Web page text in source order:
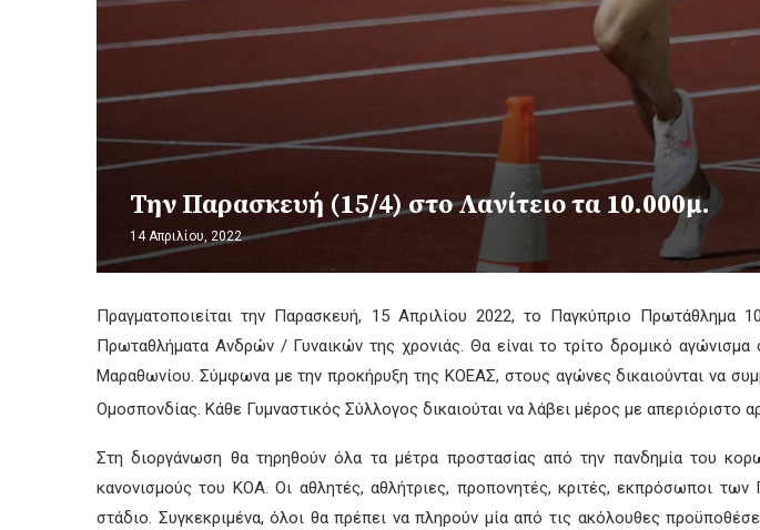
Την Παρασκευή (15/4) στο Λανίτειο τα 10.000μ.
14 Απριλίου, 2022
Πραγματοποιείται την Παρασκευή, 15 Απριλίου 2022, το Παγκύπριο Πρωτάθλημα
Πρωταθλήματα Ανδρών / Γυναικών της χρονιάς. Θα είναι το τρίτο δρομικό
Μαραθωνίου. Σύμφωνα με την προκήρυξη της ΚΟΕΑΣ, στους αγώνες δικαιούνται να
Ομοσπονδίας. Κάθε Γυμναστικός Σύλλογος δικαιούται να λάβει μέρος με απεριόριστο
Στη διοργάνωση θα τηρηθούν όλα τα μέτρα προστασίας από την πανδημία του
κανονισμούς του ΚΟΑ. Οι αθλητές, αθλήτριες, προπονητές, κριτές, εκπρόσωποι
στάδιο. Συγκεκριμένα, όλοι θα πρέπει να πληρούν μία από τις ακόλουθες